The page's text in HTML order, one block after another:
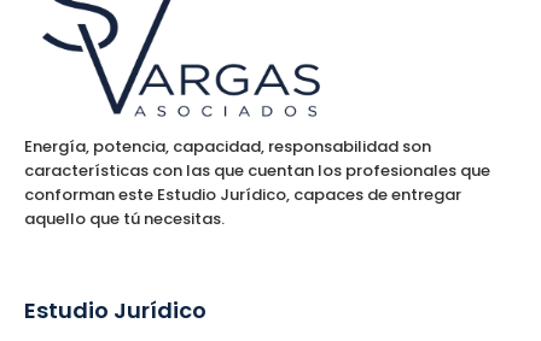
Energía, potencia, capacidad, responsabilidad son
características con las que cuentan los profesionales que
conforman este Estudio Jurídico, capaces de entregar
aquello que tú necesitas.
Estudio Jurídico